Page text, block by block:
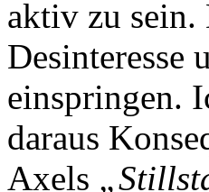
aktiv zu
Desinteresse
einspringen.
daraus
Axels